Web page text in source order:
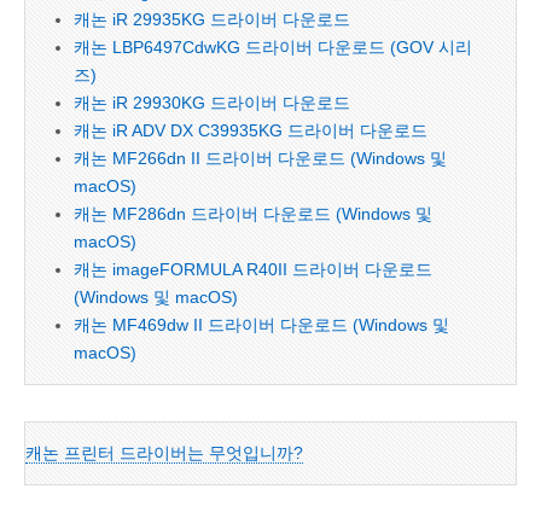
캐논 iR 29935KG 드라이버 다운로드
캐논 LBP6497CdwKG 드라이버 다운로드 (GOV 시리
즈)
캐논 iR 29930KG 드라이버 다운로드
캐논 iR ADV DX C39935KG 드라이버 다운로드
캐논 MF266dn II 드라이버 다운로드 (Windows 및
macOS)
캐논 MF286dn 드라이버 다운로드 (Windows 및
macOS)
캐논 imageFORMULA R40II 드라이버 다운로드
(Windows 및 macOS)
캐논 MF469dw II 드라이버 다운로드 (Windows 및
macOS)
캐논 프린터 드라이버는 무엇입니까?